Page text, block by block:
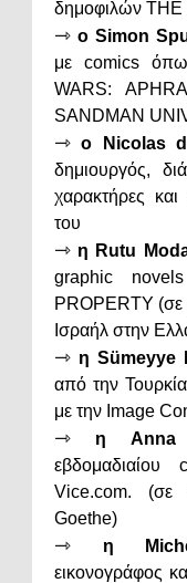
δημοφιλών ΤΗΕ
⇾ ο Simon
με comics
WARS:
SANDMAN
⇾ ο Nicolas
δημιουργός,
χαρακτήρες
του
⇾ η Rutu
graphic
PROPERTY (σε
Ισραήλ στην
⇾ η Sümeyye
από την
με την Image
⇾ η Anna
Vice.com. (σε
Goethe)
⇾ η
εικονογράφος